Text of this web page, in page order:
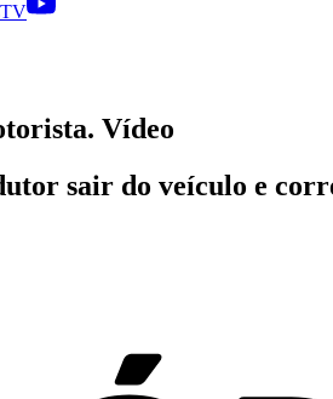
Vídeo
sair do veículo e